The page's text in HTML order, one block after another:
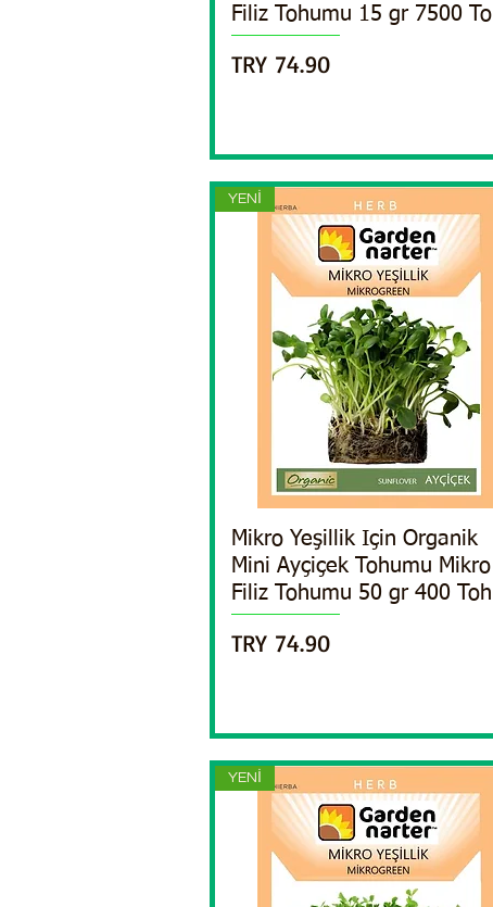
Filiz Tohumu 15 gr 7500 To
Price
TRY 74.90
Quick View
YENİ
Mikro Yeşillik Için Organik
Mini Ayçiçek Tohumu Mikro
Filiz Tohumu 50 gr 400 Toh
Price
TRY 74.90
YENİ